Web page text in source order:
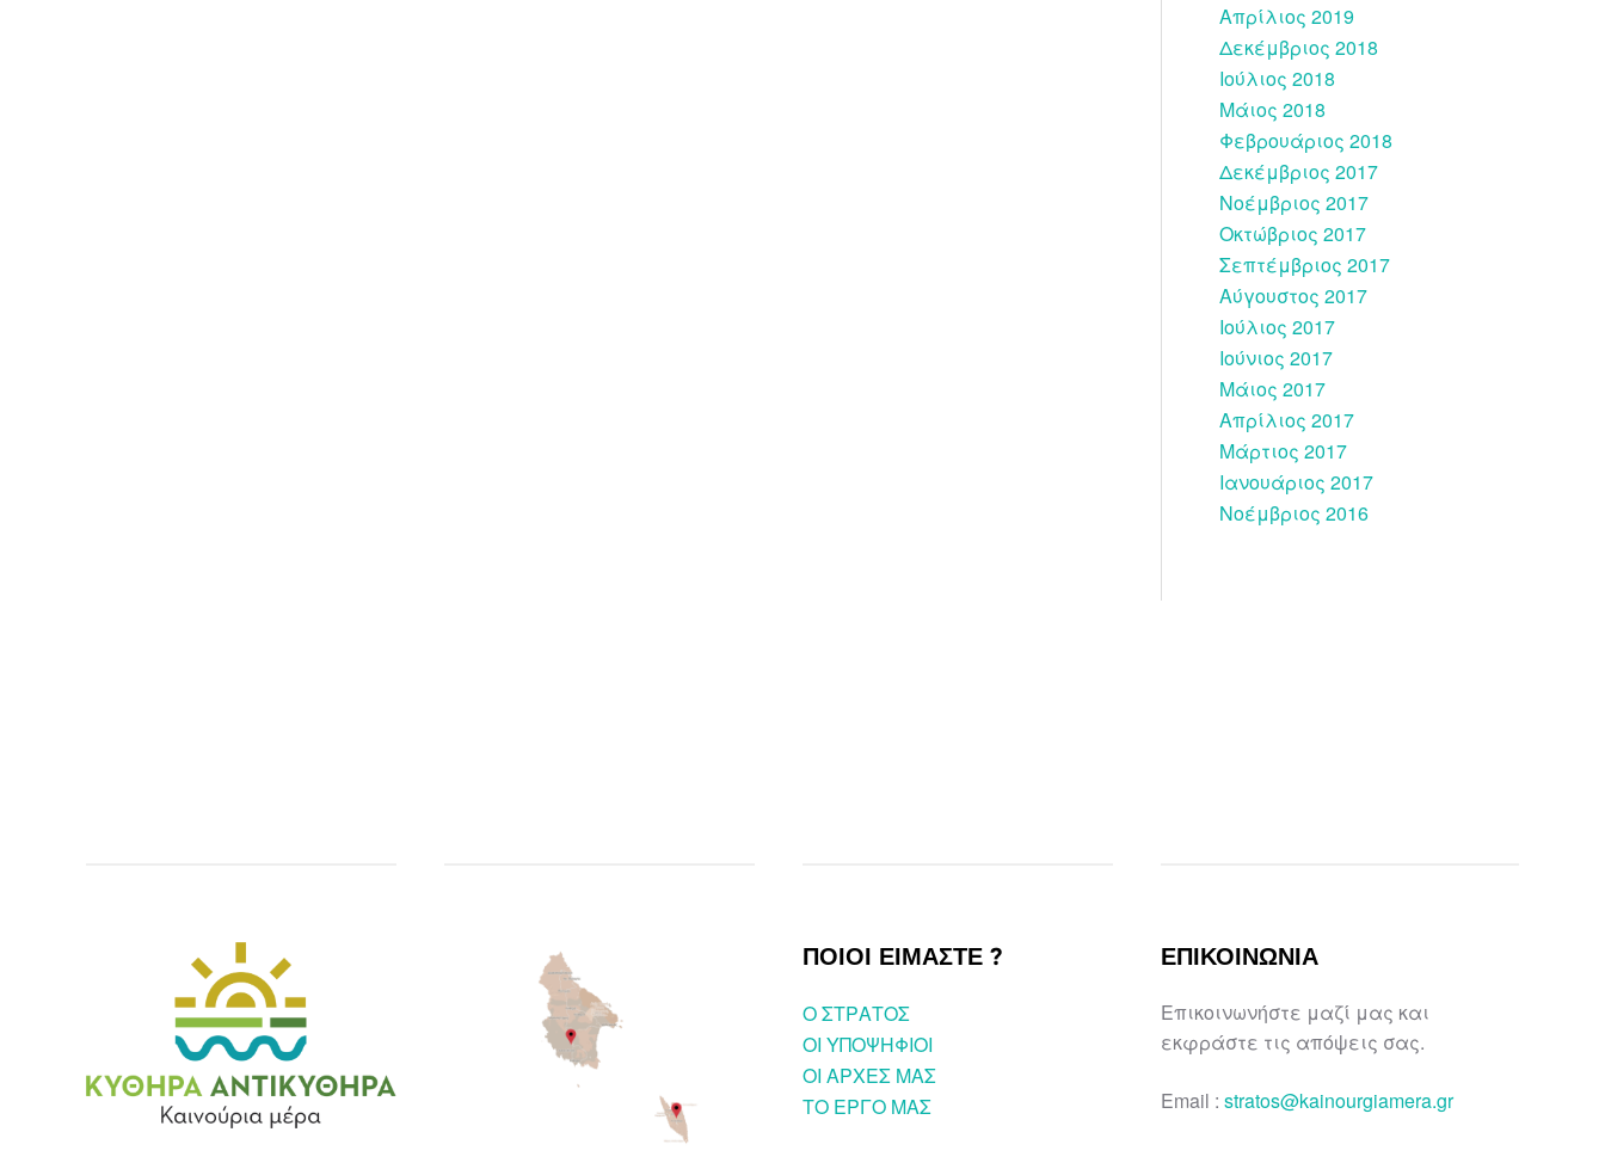
Απρίλιος 2019
Δεκέμβριος 2018
Ιούλιος 2018
Μάιος 2018
Φεβρουάριος 2018
Δεκέμβριος 2017
Νοέμβριος 2017
Οκτώβριος 2017
Σεπτέμβριος 2017
Αύγουστος 2017
Ιούλιος 2017
Ιούνιος 2017
Μάιος 2017
Απρίλιος 2017
Μάρτιος 2017
Ιανουάριος 2017
Νοέμβριος 2016
ΠΟΙΟΙ ΕΙΜΑΣΤΕ ?
O ΣΤΡΑΤΟΣ
ΟΙ ΥΠΟΨΗΦΙΟΙ
OI ΑΡΧΕΣ ΜΑΣ
ΤΟ ΕΡΓΟ ΜΑΣ
ΕΠΙΚΟΙΝΩΝΙΑ
Επικοινωνήστε μαζί μας και
εκφράστε τις απόψεις σας.
Email : stratos@kainourgiamera.gr